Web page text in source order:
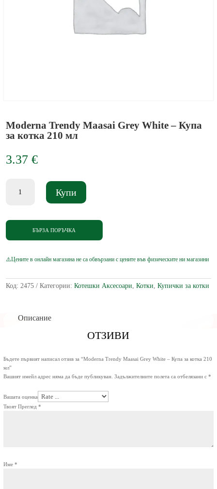
Moderna Trendy Maasai Grey White – Купа
за котка 210 мл
3.37 €
за
210
мл
Купи
БЪРЗА ПОРЪЧКА
Код: 2475 Категории: Котешки Аксесоари, Котки, Купички за котки
Описание
ОТЗИВИ
Бъдете първият написал отзив за “Moderna Trendy Maasai Grey White – Купа за котка 210
мл”
Вашият имейл адрес няма да бъде публикуван. Задължителните полета са отбелязани с *
Вашата оценка
Твоят Преглед *
Име *